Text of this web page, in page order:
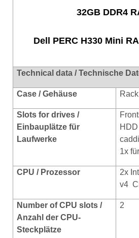
32GB DDR4
Dell PERC H330 Mini
Technical data / Technische
Case / Gehäuse
Slots for drives /
Einbauplätze für
Laufwerke
1x
CPU / Prozessor
2x
v4
Number of CPU slots /
Anzahl der CPU-
Steckplätze
2